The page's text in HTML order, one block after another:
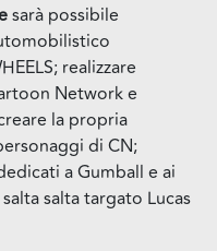
sarà possibile
realizzare
Network e
la propria
di CN;
a Gumball e ai
salta targato Lucas